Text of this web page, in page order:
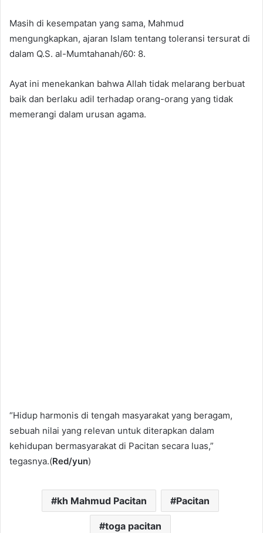
Masih di kesempatan yang sama, Mahmud
mengungkapkan, ajaran Islam tentang toleransi tersurat di
dalam Q.S. al-Mumtahanah/60: 8.
Ayat ini menekankan bahwa Allah tidak melarang berbuat
baik dan berlaku adil terhadap orang-orang yang tidak
memerangi dalam urusan agama.
“Hidup harmonis di tengah masyarakat yang beragam,
sebuah nilai yang relevan untuk diterapkan dalam
kehidupan bermasyarakat di Pacitan secara luas,”
tegasnya.(Red/yun)
kh Mahmud Pacitan Pacitan
toga pacitan